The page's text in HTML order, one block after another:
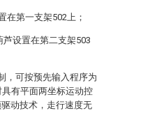
在第一支架502上；
设置在第二支架503
，可按预先输入程序为
有平面两坐标运动控
动技术，走行速度无